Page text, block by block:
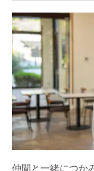
仲間と一緒につか